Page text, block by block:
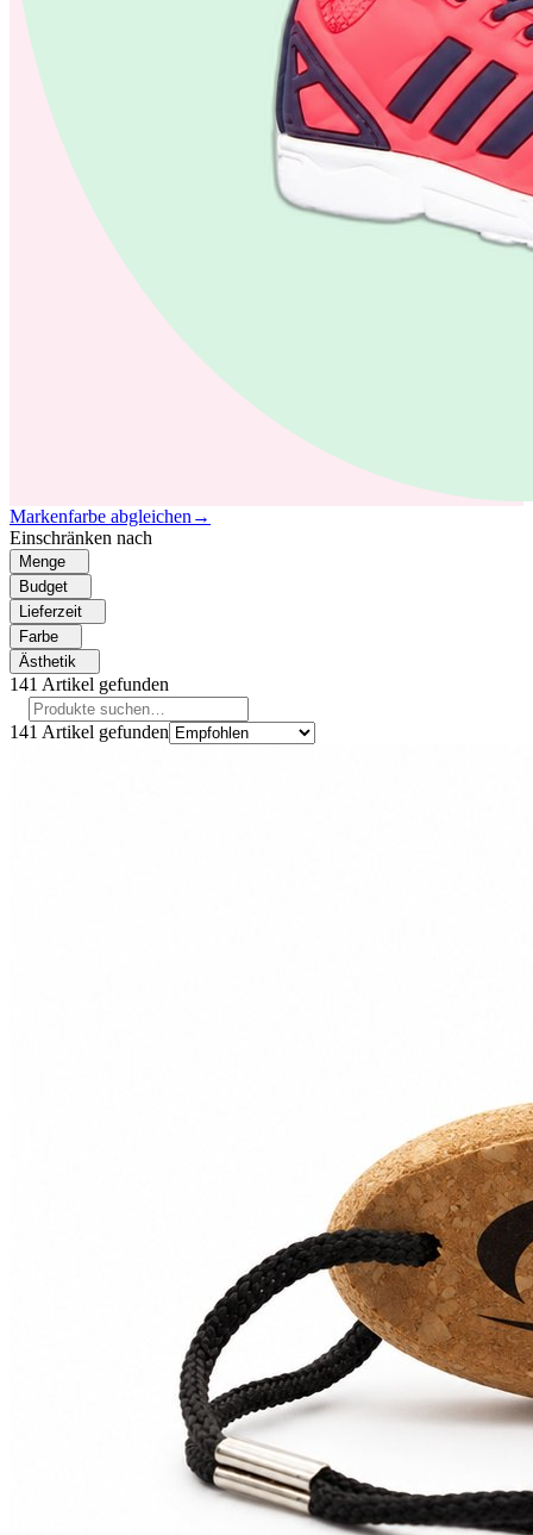
Markenfarbe abgleichen →
Einschränken nach
Menge
Budget
Lieferzeit
Farbe
Ästhetik
141 Artikel gefunden
141 Artikel gefunden